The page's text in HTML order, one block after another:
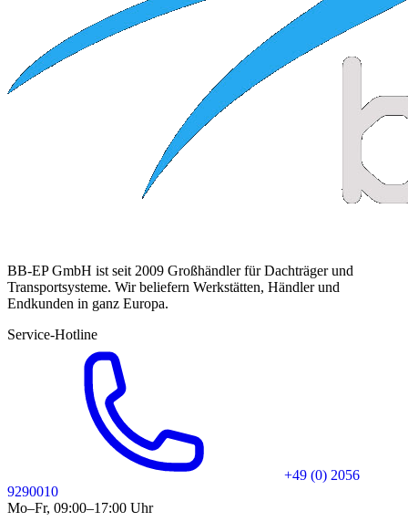
BB-EP GmbH ist seit 2009 Großhändler für Dachträger und
Transportsysteme. Wir beliefern Werkstätten, Händler und
Endkunden in ganz Europa.
Service-Hotline
+49 (0) 2056
9290010
Mo–Fr, 09:00–17:00 Uhr